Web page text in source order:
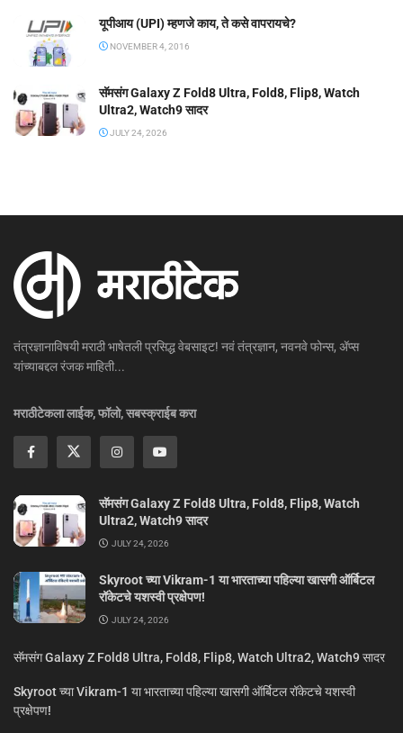
यूपीआय (UPI) म्हणजे काय, ते कसे वापरायचे?
NOVEMBER 4, 2016
सॅमसंग Galaxy Z Fold8 Ultra, Fold8, Flip8, Watch
Ultra2, Watch9 सादर
JULY 24, 2026
तंत्रज्ञानाविषयी मराठी भाषेतली प्रसिद्ध वेबसाइट! नवं तंत्रज्ञान, नवनवे फोन्स, ॲप्स
यांच्याबद्दल रंजक माहिती...
मराठीटेकला लाईक, फॉलो, सबस्क्राईब करा
सॅमसंग Galaxy Z Fold8 Ultra, Fold8, Flip8, Watch
Ultra2, Watch9 सादर
JULY 24, 2026
Skyroot च्या Vikram-1 या भारताच्या पहिल्या खासगी ऑर्बिटल
रॉकेटचे यशस्वी प्रक्षेपण!
JULY 24, 2026
सॅमसंग Galaxy Z Fold8 Ultra, Fold8, Flip8, Watch Ultra2, Watch9 सादर
Skyroot च्या Vikram-1 या भारताच्या पहिल्या खासगी ऑर्बिटल रॉकेटचे यशस्वी
प्रक्षेपण!